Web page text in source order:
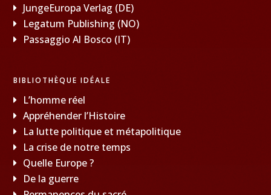
JungeEuropa Verlag (DE)
Legatum Publishing (NO)
Passaggio Al Bosco (IT)
BIBLIOTHÈQUE IDÉALE
L’homme réel
Appréhender l’Histoire
La lutte politique et métapolitique
La crise de notre temps
Quelle Europe ?
De la guerre